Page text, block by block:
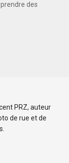
des
PRZ, auteur
de rue et de